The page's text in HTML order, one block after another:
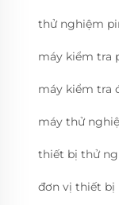
thử nghiệm
máy kiểm tra
máy kiểm tra
máy thử
thiết bị thử
đơn vị thiết bị